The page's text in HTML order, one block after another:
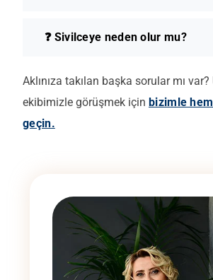
❓ Sivilceye neden olur mu?
Aklınıza takılan başka sorular mı
ekibimizle görüşmek için bizimle
geçin.